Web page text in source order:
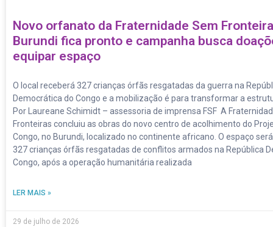
Novo orfanato da Fraternidade Sem
Burundi fica pronto e campanha busca
equipar espaço
O local receberá 327 crianças órfãs resgatadas da guerra na
Democrática do Congo e a mobilização é para transformar a
Por Laureane Schimidt – assessoria de imprensa FSF A
Fronteiras concluiu as obras do novo centro de acolhimento do
Congo, no Burundi, localizado no continente africano. O espaço
327 crianças órfãs resgatadas de conflitos armados na República
Congo, após a operação humanitária realizada
LER MAIS »
29 de julho de 2026